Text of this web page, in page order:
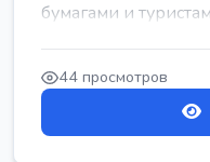
бумагами и туристам
44 просмотров